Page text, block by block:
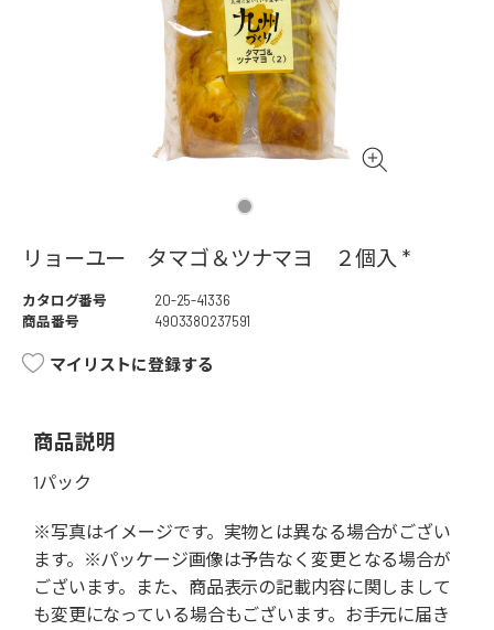
リョーユー タマゴ＆ツナマヨ ２個入 *
カタログ番号
20-25-41336
商品番号
4903380237591
マイリストに登録する
商品説明
1パック
※写真はイメージです。実物とは異なる場合がござい
ます。※パッケージ画像は予告なく変更となる場合が
ございます。また、商品表示の記載内容に関しまして
も変更になっている場合もございます。お手元に届き